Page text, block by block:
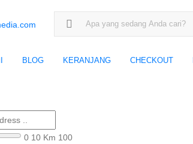
Search for:
BLOG KERANJANG CHECKOUT
0 10 Km 100